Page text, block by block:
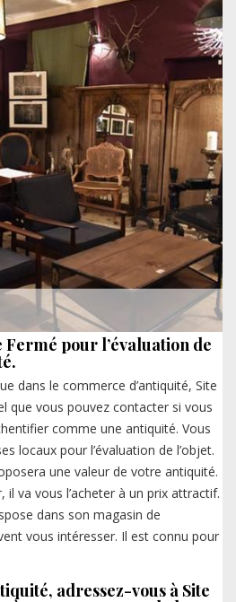
Fermé pour l’évaluation de
dans le commerce d’antiquité, Site
que vous pouvez contacter si vous
comme une antiquité. Vous
locaux pour l’évaluation de l’objet.
une valeur de votre antiquité.
il va vous l’acheter à un prix attractif.
dans son magasin de
vous intéresser. Il est connu pour
adressez-vous à Site